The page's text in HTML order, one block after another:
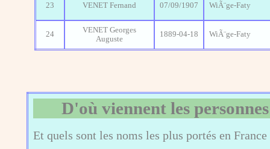
23 VENET Fernand 07/09/1907 WiÃ¨ge-Faty
24
VENET Georges
Auguste
1889-04-18 WiÃ¨ge-Faty
D'où viennent les
Et quels sont les noms les plus portés en